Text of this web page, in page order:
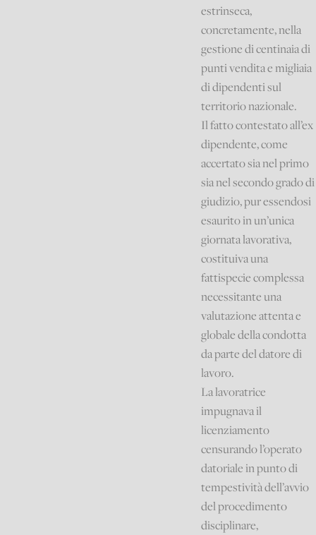
estrinseca,
concretamente, nella
gestione di centinaia di
punti vendita e migliaia
di dipendenti sul
territorio nazionale.
Il fatto contestato all’ex
dipendente, come
accertato sia nel primo
sia nel secondo grado di
giudizio, pur essendosi
esaurito in un’unica
giornata lavorativa,
costituiva una
fattispecie complessa
necessitante una
valutazione attenta e
globale della condotta
da parte del datore di
lavoro.
La lavoratrice
impugnava il
licenziamento
censurando l’operato
datoriale in punto di
tempestività dell’avvio
del procedimento
disciplinare,